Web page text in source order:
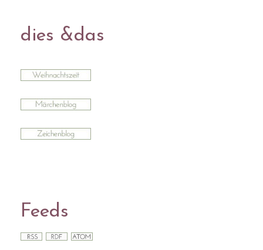
dies &das
Feeds